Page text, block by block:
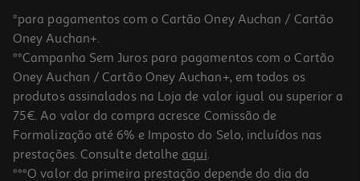
4.7
Alguidar Redondo 20l Cores Sortidas
*para pagamentos com o Cartão Oney Auchan / Cartão
Oney Auchan+.
**Campanha Sem Juros para pagamentos com o Cartão
Oney Auchan / Cartão Oney Auchan+, em todos os
produtos assinalados na Loja de valor igual ou superior a
75€. Ao valor da compra acresce Comissão de
Formalização até 6% e Imposto do Selo, incluídos nas
prestações. Consulte detalhe aqui.
***O valor da primeira prestação depende do dia da